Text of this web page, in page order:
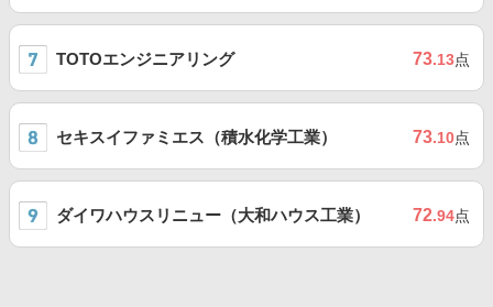
TOTOエンジニアリング 73.13点
セキスイファミエス（積水化学工業） 73.10点
ダイワハウスリニュー（大和ハウス工業） 72.94点